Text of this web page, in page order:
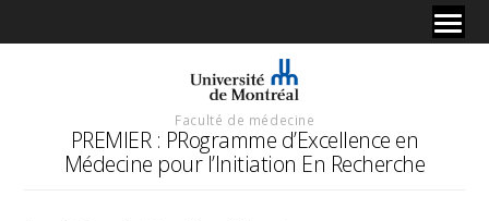
Faculté de médecine
PREMIER : PRogramme d’Excellence en
Médecine pour l’Initiation En Recherche